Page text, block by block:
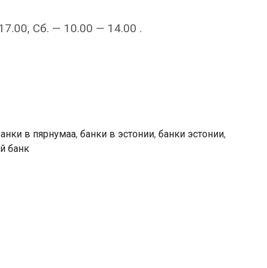
Сб. — 10.00 — 14.00 .
в пярнумаа, банки в эстонии, банки эстонии,
банк